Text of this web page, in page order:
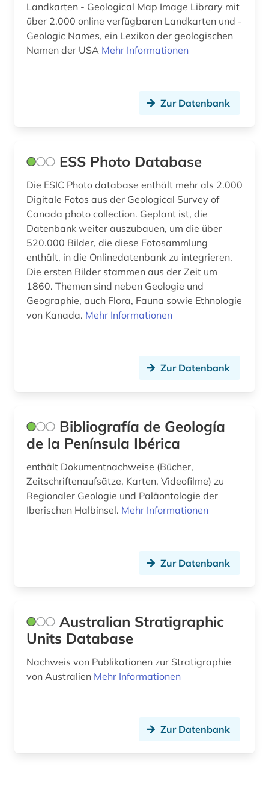
Landkarten - Geological Map Image Library mit
über 2.000 online verfügbaren Landkarten und -
Geologic Names, ein Lexikon der geologischen
Namen der USA Mehr Informationen
Zur Datenbank
ESS Photo Database
Die ESIC Photo database enthält mehr als 2.000
Digitale Fotos aus der Geological Survey of
Canada photo collection. Geplant ist, die
Datenbank weiter auszubauen, um die über
520.000 Bilder, die diese Fotosammlung
enthält, in die Onlinedatenbank zu integrieren.
Die ersten Bilder stammen aus der Zeit um
1860. Themen sind neben Geologie und
Geographie, auch Flora, Fauna sowie Ethnologie
von Kanada. Mehr Informationen
Zur Datenbank
Bibliografía de Geología
de la Península Ibérica
enthält Dokumentnachweise (Bücher,
Zeitschriftenaufsätze, Karten, Videofilme) zu
Regionaler Geologie und Paläontologie der
Iberischen Halbinsel. Mehr Informationen
Zur Datenbank
Australian Stratigraphic
Units Database
Nachweis von Publikationen zur Stratigraphie
von Australien Mehr Informationen
Zur Datenbank